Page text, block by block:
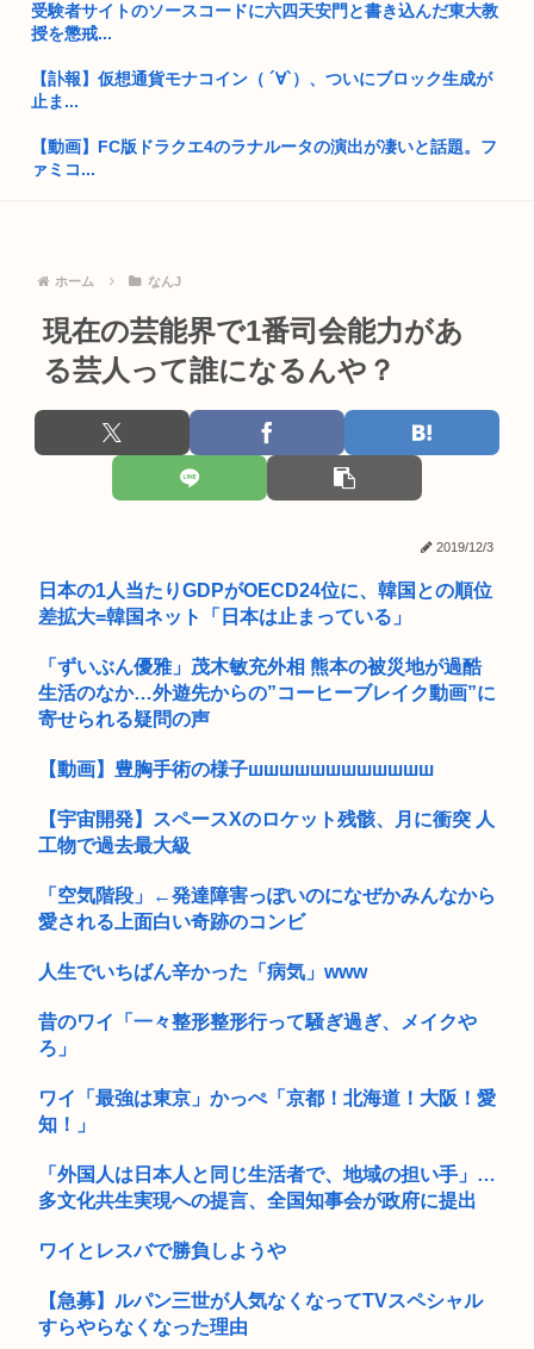
高市早苗「日銀に国債買わせて財源確保よ」
鍋の蓋をドアストッパーにするのはありかなしかで日本人激
論…
高市早苗さん、熊本避難所までいって謎の顔面ライトアップシ
ョーして...
東京湾、沖縄の海みたいなエメラルドグリーンの海になる
国民栄誉賞の記念品に「高市早苗」と彫ってあって炎上www
⚽インファンティーノ会長、完全に孤立 UEFA「訴訟を準備
中」 ...
【有能】政府「トラックはサービスエリア利用有料化すればサ
中国の山奥、毎日3時間かけて崖の上にある学校に通う子供の
ために、...
受験者サイトのソースコードに六四天安門と書き込んだ東大教
授を懲戒...
【訃報】仮想通貨モナコイン（ ´∀`）、ついにブロック生成が
止ま...
【動画】FC版ドラクエ4のラナルータの演出が凄いと話題。フ
ァミコ...
大阪のホテル、ヤバすぎて大炎上…「大阪の洗礼を受けまし
日本一高級なリゾートホテル「日本人は居ませんでした…」 な
ぜ日本...
【石破朗報】株、バブル崩壊が終わり完全に上昇トレンドに入
【台風13,14,15】日本、華麗に台風をほぼ回避！高市タイフ
「キングダムハーツに似すぎているゲーム」が賛否両論 パク
リ？リス...
【動画】大量の牧草を運んでいたトラクターさん、踏切で動け
熊本人、普通に会社に行ってることが判明www
とになっ...
ドラクエ10オンライン、ついに最終バージョンを持って全シナ
リオ完...
トランプ大統領、ブチギレ「イランはとんでもない二枚舌
だ！！」
日本人「円安？日本円で暮らしてる我々には関係ないでし
ょ？」これは...
「男がニヤニヤして立っていました」ランニング中の女子大生
2人が目...
ホーム なんJ
現在の芸能界で1番司会能力があ
る芸人って誰になるんや？
2019/12/3
日本の1人当たりGDPがOECD24位に、韓国との順位
差拡大=韓国ネット「日本は止まっている」
「ずいぶん優雅」茂木敏充外相 熊本の被災地が過酷
生活のなか…外遊先からの”コーヒーブレイク動画”に
寄せられる疑問の声
【動画】豊胸手術の様子шшшшшшшшшшшш
【宇宙開発】スペースXのロケット残骸、月に衝突 人
工物で過去最大級
「空気階段」←発達障害っぽいのになぜかみんなから
愛される上面白い奇跡のコンビ
人生でいちばん辛かった「病気」www
昔のワイ「一々整形整形行って騒ぎ過ぎ、メイクや
ろ」
ワイ「最強は東京」かっぺ「京都！北海道！大阪！愛
知！」
「外国人は日本人と同じ生活者で、地域の担い手」…
多文化共生実現への提言、全国知事会が政府に提出
ワイとレスバで勝負しようや
【急募】ルパン三世が人気なくなってTVスペシャル
すらやらなくなった理由